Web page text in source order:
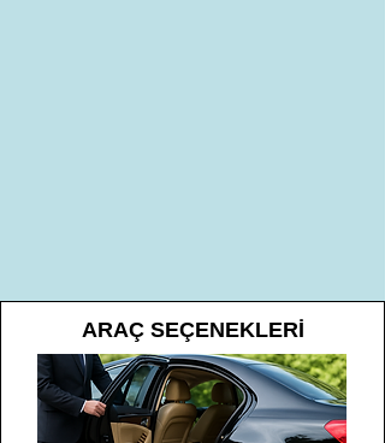
ARAÇ SEÇENEKLERİ